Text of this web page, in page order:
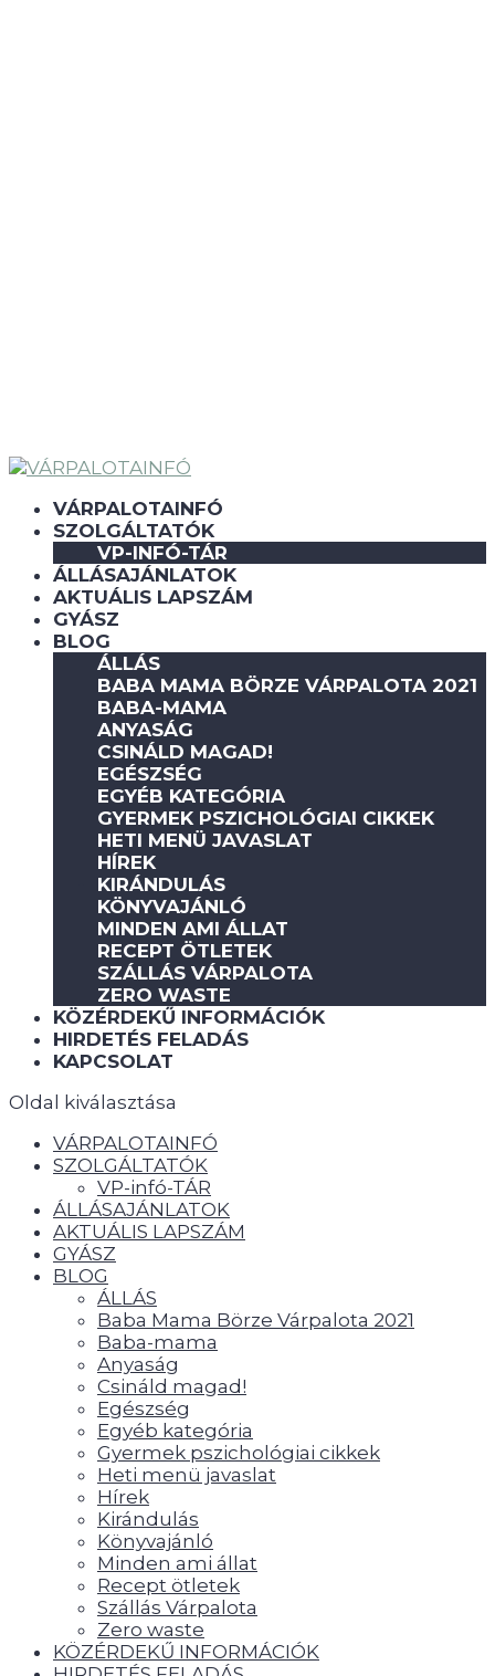
VÁRPALOTAINFÓ
SZOLGÁLTATÓK
VP-INFÓ-TÁR
ÁLLÁSAJÁNLATOK
AKTUÁLIS LAPSZÁM
GYÁSZ
BLOG
ÁLLÁS
BABA MAMA BÖRZE VÁRPALOTA 2021
BABA-MAMA
ANYASÁG
CSINÁLD MAGAD!
EGÉSZSÉG
EGYÉB KATEGÓRIA
GYERMEK PSZICHOLÓGIAI CIKKEK
HETI MENÜ JAVASLAT
HÍREK
KIRÁNDULÁS
KÖNYVAJÁNLÓ
MINDEN AMI ÁLLAT
RECEPT ÖTLETEK
SZÁLLÁS VÁRPALOTA
ZERO WASTE
KÖZÉRDEKŰ INFORMÁCIÓK
HIRDETÉS FELADÁS
KAPCSOLAT
Oldal kiválasztása
VÁRPALOTAINFÓ
SZOLGÁLTATÓK
VP-infó-TÁR
ÁLLÁSAJÁNLATOK
AKTUÁLIS LAPSZÁM
GYÁSZ
BLOG
ÁLLÁS
Baba Mama Börze Várpalota 2021
Baba-mama
Anyaság
Csináld magad!
Egészség
Egyéb kategória
Gyermek pszichológiai cikkek
Heti menü javaslat
Hírek
Kirándulás
Könyvajánló
Minden ami állat
Recept ötletek
Szállás Várpalota
Zero waste
KÖZÉRDEKŰ INFORMÁCIÓK